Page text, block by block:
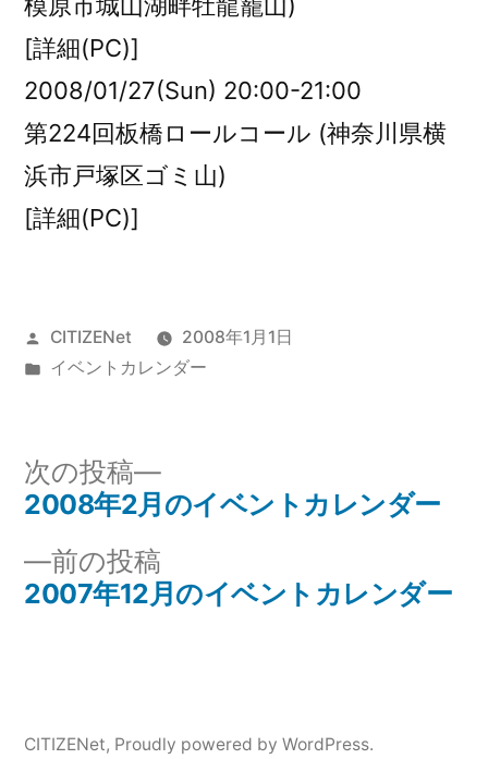
[詳細(PC)]
2008/01/27(Sun) 20:00-21:00
第224回板橋ロールコール (神奈川県横
浜市戸塚区ゴミ山)
[詳細(PC)]
投
稿
CITIZENet
2008年1月1日
カ
ー:
イベントカレンダー
投
稿 前の投稿
の
2007年12月のイベントカレンダー
次の投稿
次
の
2008年2月のイベントカレンダー
CITIZENet, Proudly powered by WordPress.